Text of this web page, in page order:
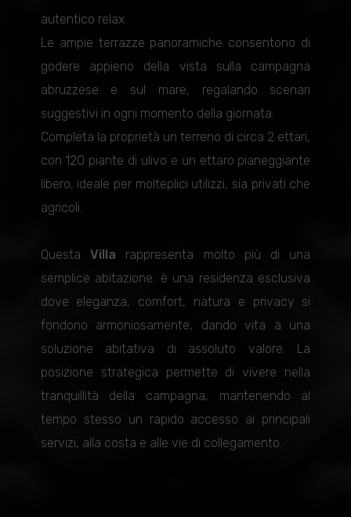
autentico relax.
Le ampie terrazze panoramiche consentono di
godere appieno della vista sulla campagna
abruzzese e sul mare, regalando scenari
suggestivi in ogni momento della giornata.
Completa la proprietà un terreno di circa 2 ettari,
con 120 piante di ulivo e un ettaro pianeggiante
libero, ideale per molteplici utilizzi, sia privati che
agricoli.
Questa Villa rappresenta molto più di una
semplice abitazione: è una residenza esclusiva
dove eleganza, comfort, natura e privacy si
fondono armoniosamente, dando vita a una
soluzione abitativa di assoluto valore. La
posizione strategica permette di vivere nella
tranquillità della campagna, mantenendo al
tempo stesso un rapido accesso ai principali
servizi, alla costa e alle vie di collegamento.